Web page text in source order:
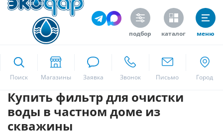
подбор каталог меню
Поиск
Москва
Купить фильтр для очистки
воды в частном доме из
скважины
Цена
Canature (по заказу Экодар)
Clack Corporation (по заказу Экодар)